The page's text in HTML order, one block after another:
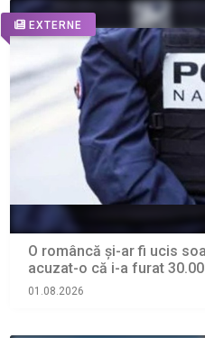
EXTERNE
O româncă și-ar fi ucis
acuzat-o că i-a furat
01.08.2026